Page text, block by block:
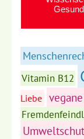
Vitamin B12
Liebe